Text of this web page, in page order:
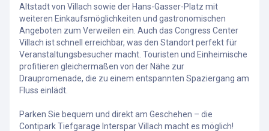
Altstadt von Villach sowie der Hans-Gasser-Platz mit
weiteren Einkaufsmöglichkeiten und gastronomischen
Angeboten zum Verweilen ein. Auch das Congress Center
Villach ist schnell erreichbar, was den Standort perfekt für
Veranstaltungsbesucher macht. Touristen und Einheimische
profitieren gleichermaßen von der Nähe zur
Draupromenade, die zu einem entspannten Spaziergang am
Fluss einlädt.
Parken Sie bequem und direkt am Geschehen – die
Contipark Tiefgarage Interspar Villach macht es möglich!